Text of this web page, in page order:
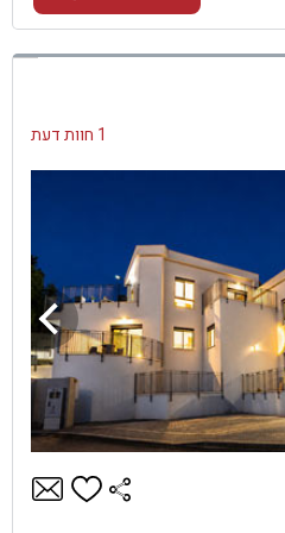
1 חוות דעת